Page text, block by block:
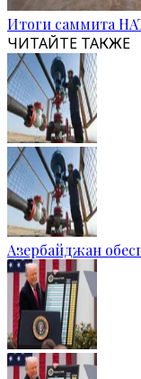
Итоги саммита
ЧИТАЙТЕ ТАКЖЕ
Азербайджан